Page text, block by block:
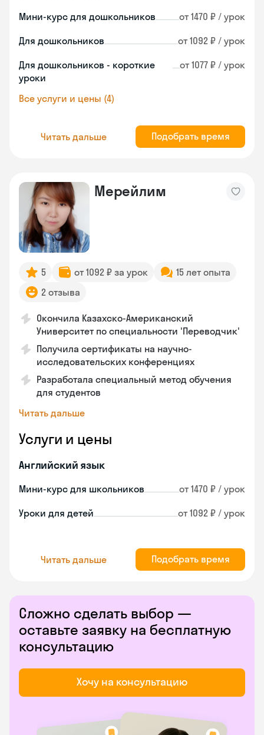
Мини-курс для дошкольников от 1470 ₽ / урок
Для дошкольников от 1092 ₽ / урок
Для дошкольников - короткие
уроки
от 1077 ₽ / урок
Все услуги и цены (4)
Читать дальше Подобрать время
Мерейлим
5 от 1092 ₽ за урок
15 лет опыта
2 отзыва
Окончила Казахско-Американский
Университет по специальности 'Переводчик'
Получила сертификаты на научно-
исследовательских конференциях
Разработала специальный метод обучения
для студентов
Читать дальше
Услуги и цены
Английский язык
Мини-курс для школьников от 1470 ₽ / урок
Уроки для детей от 1092 ₽ / урок
Читать дальше Подобрать время
Сложно сделать выбор —
оставьте заявку на бесплатную
консультацию
Хочу на консультацию